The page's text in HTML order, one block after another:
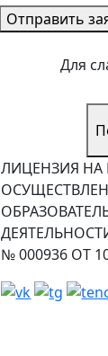
Отправить
Для
ЛИЦЕНЗИЯ НА
№ 000936 ОТ